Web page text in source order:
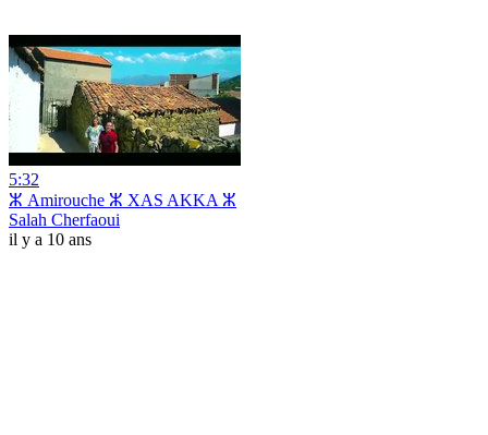
5:32
ⵣ Amirouche ⵣ XAS AKKA ⵣ
Salah Cherfaoui
il y a 10 ans